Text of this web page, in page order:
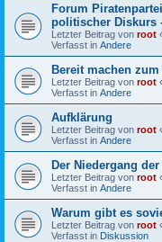
Forum
politischer Diskurs
Letzter Beitrag von root
Verfasst in Andere
Bereit machen
Letzter Beitrag von root
Verfasst in Andere
Aufklärung
Letzter Beitrag von root
Verfasst in Andere
Der Niedergang
Letzter Beitrag von root
Verfasst in Andere
Warum gibt es
Letzter Beitrag von root
Verfasst in Diskussion